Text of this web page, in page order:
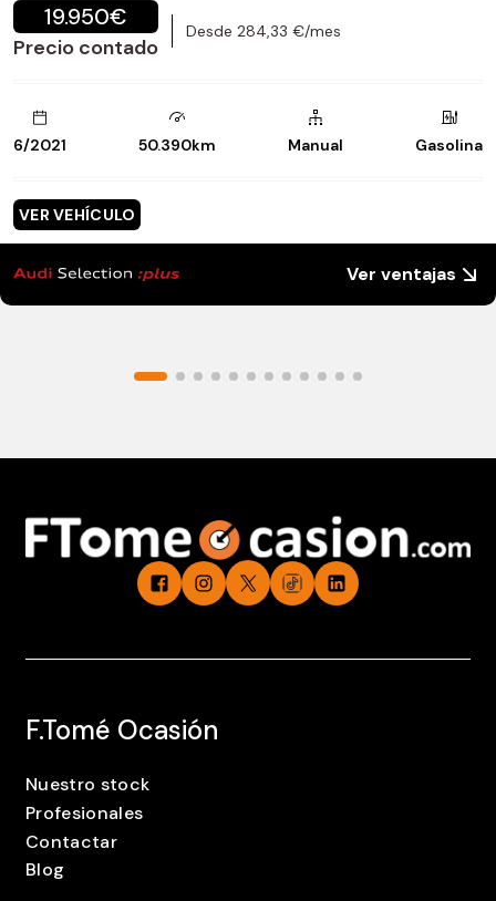
19.950€
Precio contado
Desde 284,33 €/mes
6/2021 50.390km Manual Gasolina
VER VEHÍCULO
Ver ventajas
F.Tomé Ocasión
Nuestro stock
Profesionales
Contactar
Blog